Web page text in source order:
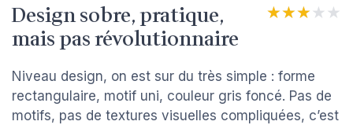
Design sobre, pratique,
mais pas révolutionnaire
★★★★★
★★★★★
Niveau design, on est sur du très simple : forme
rectangulaire, motif uni, couleur gris foncé. Pas de
motifs, pas de textures visuelles compliquées, c’est